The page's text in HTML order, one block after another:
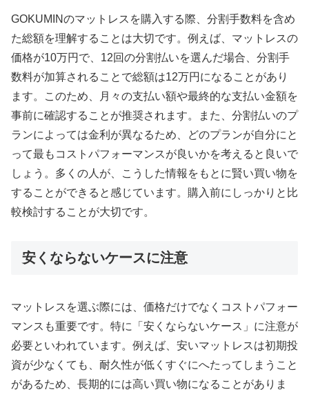
GOKUMINのマットレスを購入する際、分割手数料を含め
た総額を理解することは大切です。例えば、マットレスの
価格が10万円で、12回の分割払いを選んだ場合、分割手
数料が加算されることで総額は12万円になることがあり
ます。このため、月々の支払い額や最終的な支払い金額を
事前に確認することが推奨されます。また、分割払いのプ
ランによっては金利が異なるため、どのプランが自分にと
って最もコストパフォーマンスが良いかを考えると良いで
しょう。多くの人が、こうした情報をもとに賢い買い物を
することができると感じています。購入前にしっかりと比
較検討することが大切です。
安くならないケースに注意
マットレスを選ぶ際には、価格だけでなくコストパフォー
マンスも重要です。特に「安くならないケース」に注意が
必要といわれています。例えば、安いマットレスは初期投
資が少なくても、耐久性が低くすぐにへたってしまうこと
があるため、長期的には高い買い物になることがありま